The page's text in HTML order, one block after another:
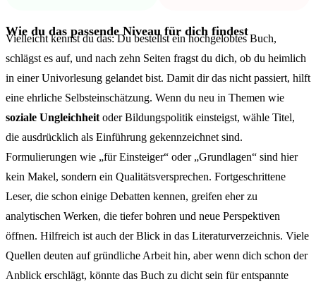
Wie du das passende Niveau für dich findest
Vielleicht kennst du das: Du bestellst ein hochgelobtes Buch,
schlägst es auf, und nach zehn Seiten fragst du dich, ob du heimlich
in einer Univorlesung gelandet bist. Damit dir das nicht passiert, hilft
eine ehrliche Selbsteinschätzung. Wenn du neu in Themen wie
soziale Ungleichheit oder Bildungspolitik einsteigst, wähle Titel,
die ausdrücklich als Einführung gekennzeichnet sind.
Formulierungen wie „für Einsteiger“ oder „Grundlagen“ sind hier
kein Makel, sondern ein Qualitätsversprechen. Fortgeschrittene
Leser, die schon einige Debatten kennen, greifen eher zu
analytischen Werken, die tiefer bohren und neue Perspektiven
öffnen. Hilfreich ist auch der Blick in das Literaturverzeichnis. Viele
Quellen deuten auf gründliche Arbeit hin, aber wenn dich schon der
Anblick erschlägt, könnte das Buch zu dicht sein für entspannte